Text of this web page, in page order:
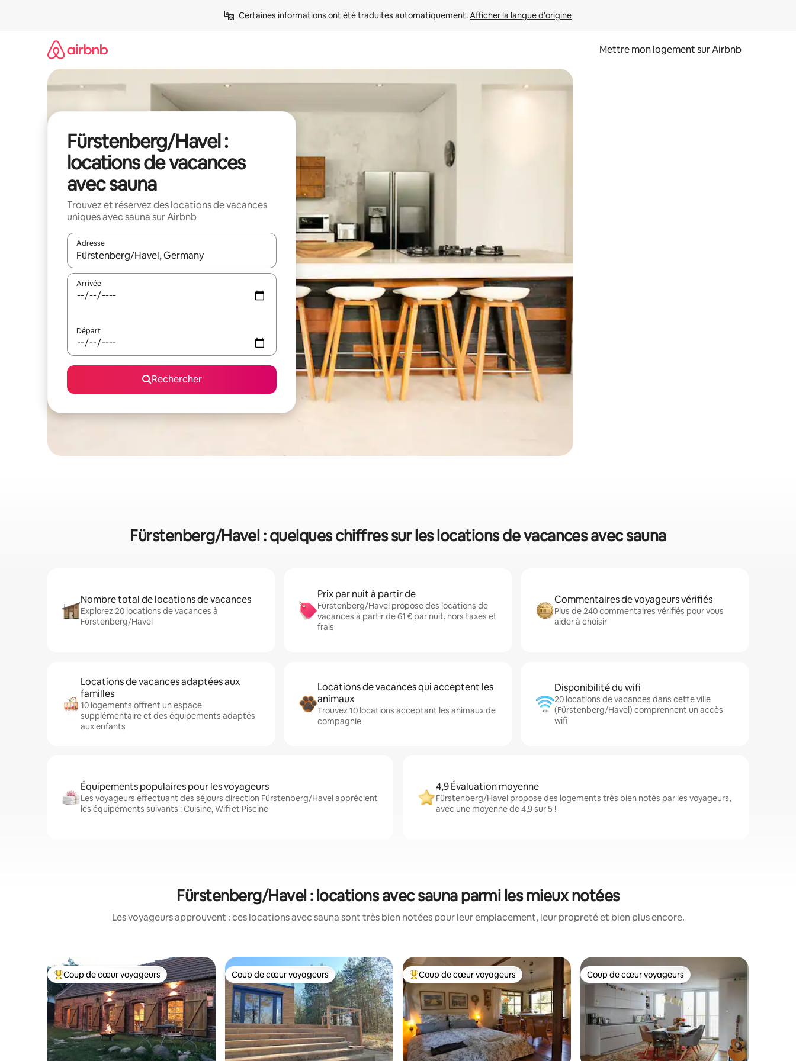
Certaines informations ont été traduites automatiquement. Afficher la langue d'origine
Mettre mon logement sur Airbnb
Fürstenberg/Havel :
locations de vacances
avec sauna
Trouvez et réservez des locations de vacances
uniques avec sauna sur Airbnb
Adresse
Lorsque les résultats s'affichent, utilisez les flèches vers le haut et vers le bas pour les parcourir ou en appuyant et en faisant glisser.
Arrivée
Départ
Rechercher
Fürstenberg/Havel : quelques chiffres sur les locations de vacances avec sauna
Nombre total de locations de vacances
Explorez 20 locations de vacances à
Fürstenberg/Havel
Prix par nuit à partir de
Fürstenberg/Havel propose des locations de
vacances à partir de 61 € par nuit, hors taxes et
frais
Commentaires de voyageurs vérifiés
Plus de 240 commentaires vérifiés pour vous
aider à choisir
Locations de vacances adaptées aux
familles
10 logements offrent un espace
supplémentaire et des équipements adaptés
aux enfants
Locations de vacances qui acceptent les
animaux
Trouvez 10 locations acceptant les animaux de
compagnie
Disponibilité du wifi
20 locations de vacances dans cette ville
(Fürstenberg/Havel) comprennent un accès
wifi
Équipements populaires pour les voyageurs
Les voyageurs effectuant des séjours direction Fürstenberg/Havel apprécient
les équipements suivants : Cuisine, Wifi et Piscine
4,9 Évaluation moyenne
Fürstenberg/Havel propose des logements très bien notés par les voyageurs,
avec une moyenne de 4,9 sur 5 !
Fürstenberg/Havel : locations avec sauna parmi les mieux notées
Les voyageurs approuvent : ces locations avec sauna sont très bien notées pour leur emplacement, leur propreté et bien plus encore.
Coups de cœur voyageurs les plus appréciés
Coup de cœur voyageurs Coup de cœur voyageurs
Coup de cœur voyageurs Coups de cœur voyageurs les plus appréciés
Coup de cœur voyageurs Coup de cœur voyageurs
Coup de cœur voyageurs